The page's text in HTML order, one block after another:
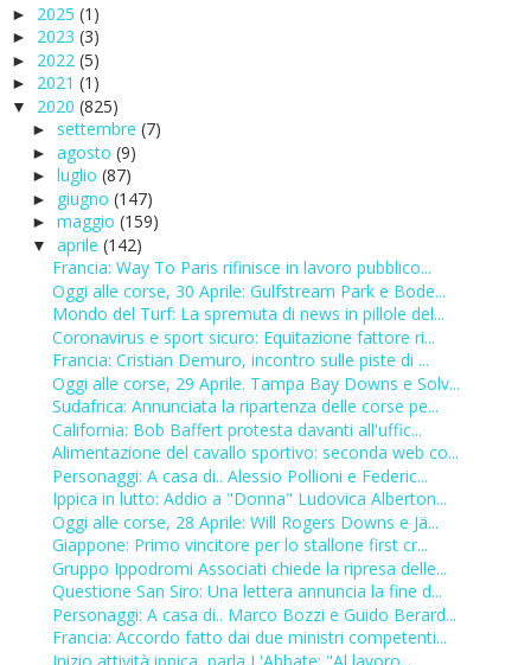
► 2025 (1)
► 2023 (3)
► 2022 (5)
► 2021 (1)
▼ 2020 (825)
► settembre (7)
► agosto (9)
► luglio (87)
► giugno (147)
► maggio (159)
▼ aprile (142)
Francia: Way To Paris rifinisce in lavoro pubblico...
Oggi alle corse, 30 Aprile: Gulfstream Park e Bode...
Mondo del Turf: La spremuta di news in pillole del...
Coronavirus e sport sicuro: Equitazione fattore ri...
Francia: Cristian Demuro, incontro sulle piste di ...
Oggi alle corse, 29 Aprile. Tampa Bay Downs e Solv...
Sudafrica: Annunciata la ripartenza delle corse pe...
California: Bob Baffert protesta davanti all'uffic...
Alimentazione del cavallo sportivo: seconda web co...
Personaggi: A casa di.. Alessio Pollioni e Federic...
Ippica in lutto: Addio a "Donna" Ludovica Alberton...
Oggi alle corse, 28 Aprile: Will Rogers Downs e Jä...
Giappone: Primo vincitore per lo stallone first cr...
Gruppo Ippodromi Associati chiede la ripresa delle...
Questione San Siro: Una lettera annuncia la fine d...
Personaggi: A casa di.. Marco Bozzi e Guido Berard...
Francia: Accordo fatto dai due ministri competenti...